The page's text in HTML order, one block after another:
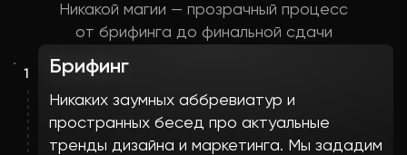
Никакой магии — прозрачный процесс
от брифинга до финальной сдачи
1 Брифинг
Никаких заумных аббревиатур и
пространных бесед про актуальные
тренды дизайна и маркетинга. Мы зададим